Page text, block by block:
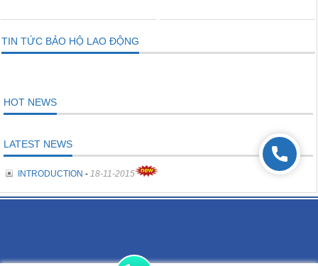
TIN TỨC BẢO HỘ LAO ĐỘNG
HOT NEWS
LATEST NEWS
INTRODUCTION - 18-11-2015